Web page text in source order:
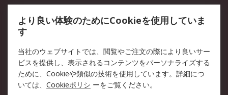
クッキーポリシー
RSについて
会社概要
採用情報
プレスリリース＆お知ら
コーポレートサイト
より良い体験のためにCookieを使用していま
す
当社のウェブサイトでは、閲覧やご注文の際により良いサー
ビスを提供し、表示されるコンテンツをパーソナライズする
ために、Cookieや類似の技術を使用しています。詳細につ
いては、 Cookieポリシ ーをご覧ください。